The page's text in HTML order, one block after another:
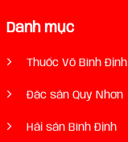
Danh mục
Thuốc Võ Bình Định
Đặc sản Quy Nhơn
Hải sản Bình Định